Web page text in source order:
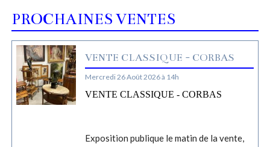
PROCHAINES VENTES
VENTE CLASSIQUE - CORBAS
Mercredi 26 Août 2026 à 14h
VENTE CLASSIQUE - CORBAS
Exposition publique le matin de la vente,